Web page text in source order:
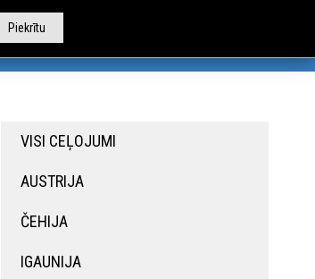
CITI PAKALPOJUMI
VISI CEĻOJUMI
AUSTRIJA
ČEHIJA
IGAUNIJA
Piekrītu